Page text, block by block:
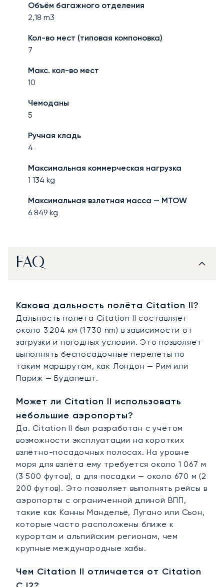
Объём багажного отделения
2,18 m3
Кол-во мест (типовая компоновка)
7
Макс. кол-во мест
10
Чемоданы
5
Ручная кладь
4
Максимальная коммерческая нагрузка
1 134 kg
Максимальная взлетная масса — MTOW
6 849 kg
FAQ
Какова дальность полёта Citation II?
Дальность полёта Citation II составляет
около 3 204 км (1 730 nm) в зависимости от
загрузки и погодных условий. Это позволяет
выполнять беспосадочные перелёты по
таким маршрутам, как Лондон — Рим или
Париж — Будапешт.
Может ли Citation II использовать
небольшие аэропорты?
Да. Citation II был разработан с учётом
возможности эксплуатации на коротких
взлётно-посадочных полосах. На уровне
моря для взлёта ему требуется около 1 067 м
(3 500 футов), а для посадки — около 670 м (2
200 футов). Это позволяет выполнять рейсы в
аэропорты с ограниченной длиной ВПП,
такие как Канны Мандельё, Лугано или Сьон,
которые часто расположены ближе к
курортам и альпийским регионам, чем
крупные международные хабы.
Чем Citation II отличается от Citation